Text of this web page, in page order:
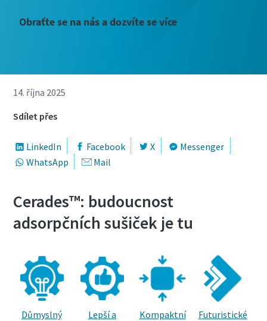
Obraťte se na nás a dozvíte se více
14. října 2025
Sdílet přes
LinkedIn Facebook X
Messenger
WhatsApp
Mail
Cerades™: budoucnost
adsorpčních sušiček je tu
Důmyslný
Lepší a
Kompaktní
Futuristické